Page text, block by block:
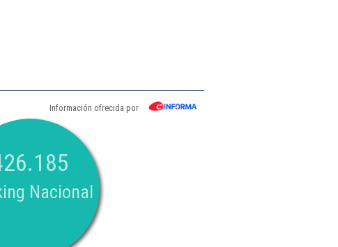
Información ofrecida por
Nacional